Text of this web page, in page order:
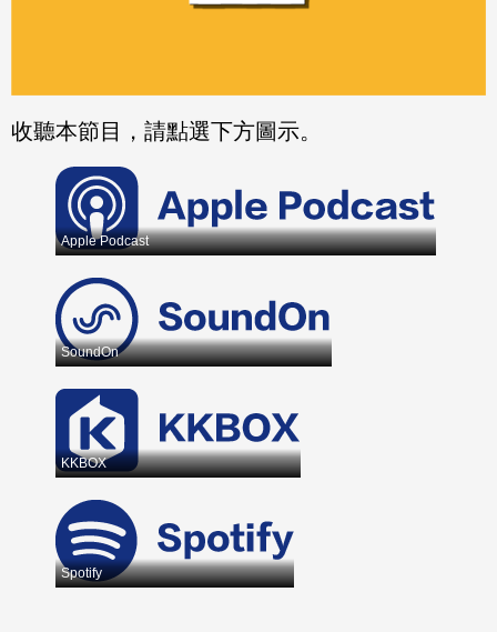
收聽本節目，請點選下方圖示。
Apple Podcast
SoundOn
KKBOX
Spotify